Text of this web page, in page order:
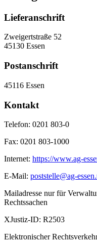
Lieferanschrift
Zweigertstraße 52
45130 Essen
Postanschrift
45116 Essen
Kontakt
Telefon: 0201 803-0
Fax: 0201 803-1000
Internet: https://www.ag-
E-Mail: poststelle@ag-
Mailadresse nur für
Rechtssachen
XJustiz-ID: R2503
Elektronischer